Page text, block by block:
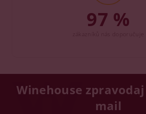
97 %
Winehouse
mail